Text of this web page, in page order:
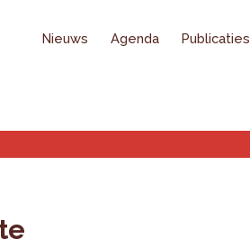
Nieuws Agenda Publicaties